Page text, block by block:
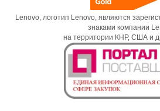
Lenovo, логотип Lenovo, являются
знаками компании
на территории КНР, США и